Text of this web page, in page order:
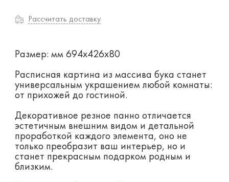
Рассчитать доставку
Размер: мм 694х426х80
Расписная картина из массива бука станет
универсальным украшением любой комнаты:
от прихожей до гостиной.
Декоративное резное панно отличается
эстетичным внешним видом и детальной
проработкой каждого элемента, оно не
только преобразит ваш интерьер, но и
станет прекрасным подарком родным и
близким.